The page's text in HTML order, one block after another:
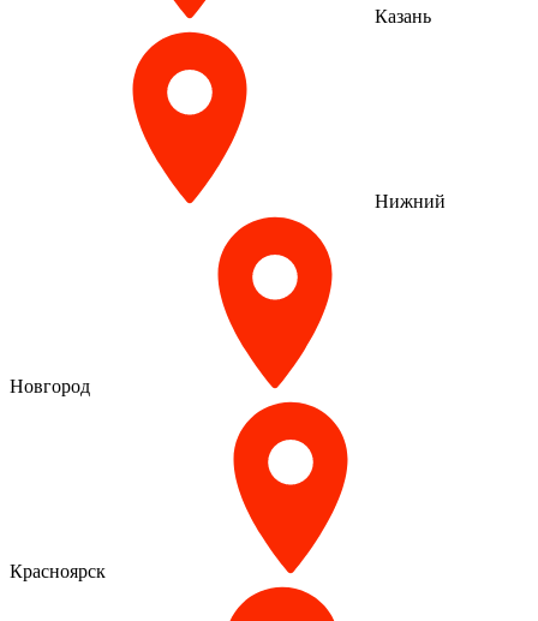
Казань
Нижний
Новгород
Красноярск